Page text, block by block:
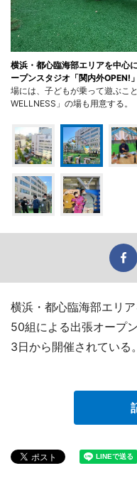
横浜・都心臨海部エリアを中心
ープンスタジオ「関内外OPEN!
場には、子どもが乗って遊ぶこ
WELLNESS」の場も用意する。
横浜・都心臨海部エリ
50組による出張オープ
3日から開催されている。